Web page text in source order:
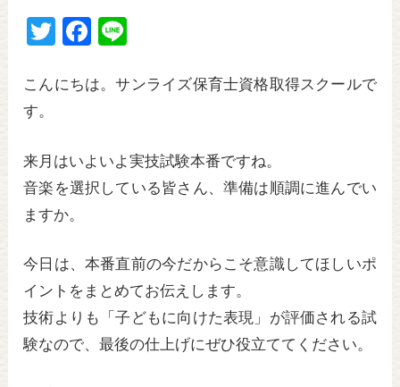
T
tt
F
c
o
o
e
こんにちは。サンライズ保育士資格取得スクールで
す。
来月はいよいよ実技試験本番ですね。
音楽を選択している皆さん、準備は順調に進んでい
ますか。
今日は、本番直前の今だからこそ意識してほしいポ
イントをまとめてお伝えします。
技術よりも「子どもに向けた表現」が評価される試
験なので、最後の仕上げにぜひ役立ててください。